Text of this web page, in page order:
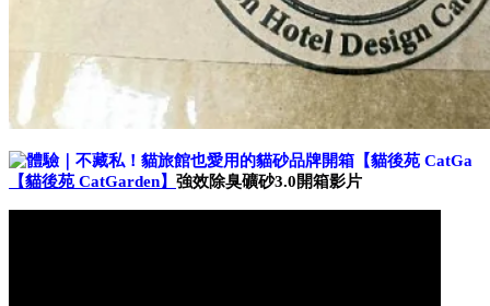
【貓後苑 CatGarden】 強效除臭礦砂3.0開箱影片